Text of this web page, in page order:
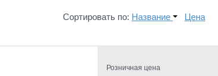
Сортировать по: Название Цена
Розничная цена